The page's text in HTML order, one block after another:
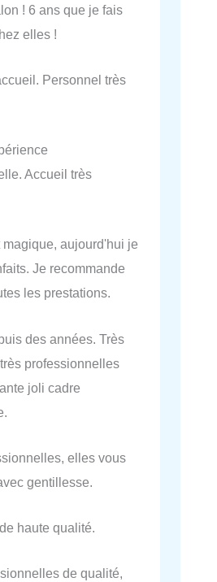
! 6 ans que je fais
elles !
Personnel très
Accueil très
magique, aujourd'hui je
Je recommande
les prestations.
des années. Très
professionnelles
joli cadre
elles vous
gentillesse.
haute qualité.
de qualité,